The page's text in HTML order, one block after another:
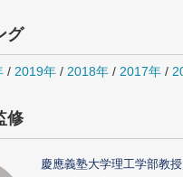
グ
/ 2019年 / 2018年 / 2017年 /
修
慶應義塾大学理工学部教